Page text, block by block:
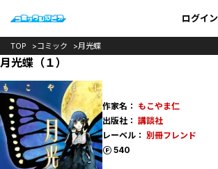
ログイン
TOP コミック 月光蝶
月光蝶（１）
作家名： もこやま仁
出版社： 講談社
レーベル： 別冊フレンド
540
ポイント